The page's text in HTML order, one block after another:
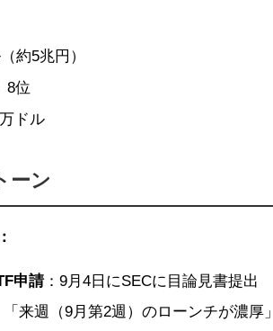
約5兆円）
8位
ドル
ーン
申請：9月4日にSECに目論見書提出
「来週（9月第2週）のローンチが濃厚」